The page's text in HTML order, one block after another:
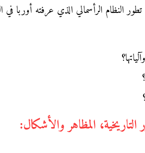
النظام الرأسمالي الذي عرفته أوربا